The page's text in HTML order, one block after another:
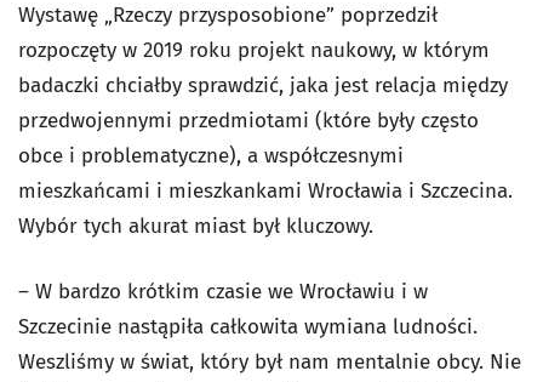
Wystawę „Rzeczy przysposobione” poprzedził
rozpoczęty w 2019 roku projekt naukowy, w którym
badaczki chciałby sprawdzić, jaka jest relacja między
przedwojennymi przedmiotami (które były często
obce i problematyczne), a współczesnymi
mieszkańcami i mieszkankami Wrocławia i Szczecina.
Wybór tych akurat miast był kluczowy.
– W bardzo krótkim czasie we Wrocławiu i w
Szczecinie nastąpiła całkowita wymiana ludności.
Weszliśmy w świat, który był nam mentalnie obcy. Nie